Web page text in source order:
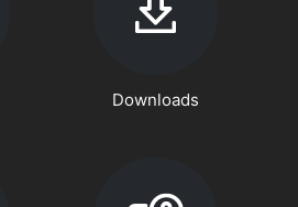
Downloads